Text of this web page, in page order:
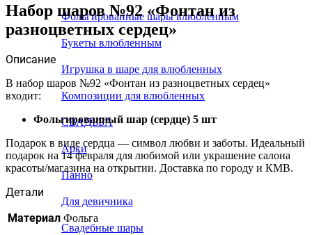
Фольгированные шары влюбленным
Букеты влюбленным
Игрушка в шаре для влюбленных
Композиции для влюбленных
СВАДЬБА
Арки
Панно
Для девичника
Свадебные шары
Набор шаров №92 «Фонтан из
разноцветных сердец»
Описание
В набор шаров №92 «Фонтан из разноцветных сердец»
входит:
Фольгированный шар (сердце) 5 шт
Подарок в виде сердца — символ любви и заботы. Идеальный
подарок на 14 февраля для любимой или украшение салона
красоты/магазина на открытии. Доставка по городу и КМВ.
Детали
Материал Фольга